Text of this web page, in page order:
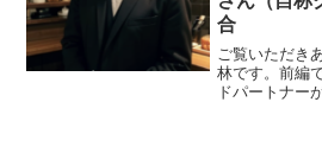
合
ご覧いただき
林です。前編
ドパートナー